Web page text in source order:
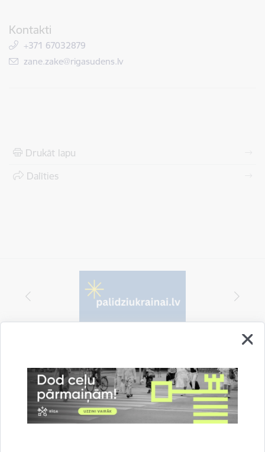
Kontakti
+371 67032879
E-pasts:
zane.zake@rigasudens.lv
Drukāt lapu
Dalīties
Vai šī informācija bija noderīga?
Sniegt atsauksmi